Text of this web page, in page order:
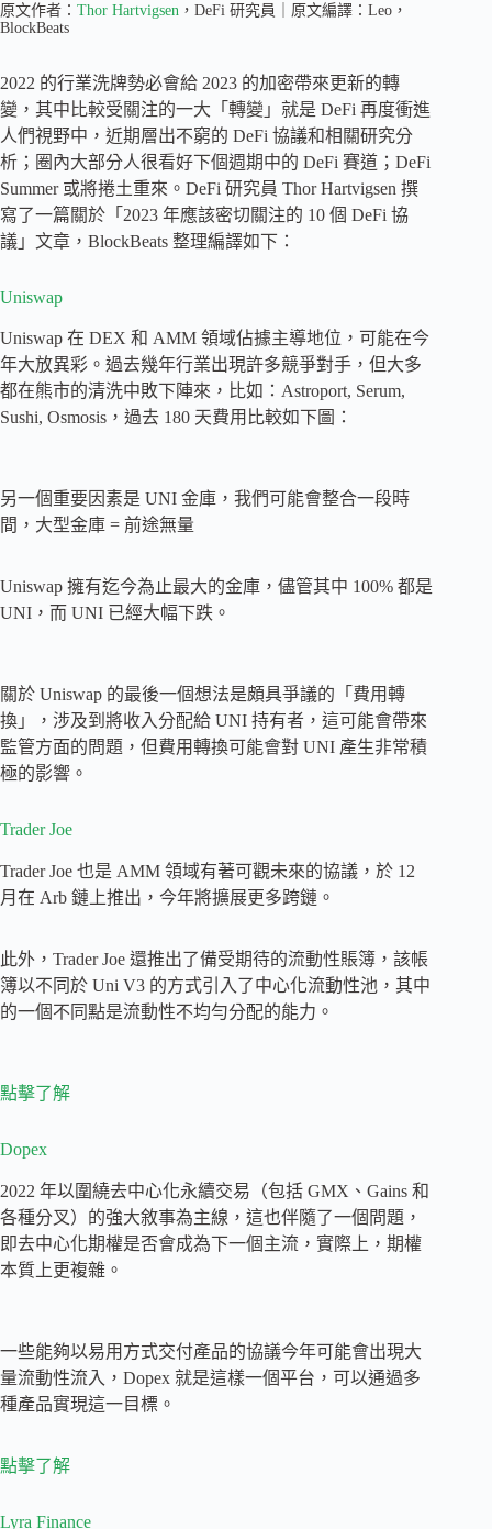
原文作者： Thor Hartvigsen ，DeFi 研究員｜原文編譯：Leo，
BlockBeats
2022 的行業洗牌勢必會給 2023 的加密帶來更新的轉
變，其中比較受關注的一大「轉變」就是 DeFi 再度衝進
人們視野中，近期層出不窮的 DeFi 協議和相關研究分
析；圈內大部分人很看好下個週期中的 DeFi 賽道；DeFi
Summer 或將捲土重來。DeFi 研究員 Thor Hartvigsen 撰
寫了一篇關於「2023 年應該密切關注的 10 個 DeFi 協
議」文章，BlockBeats 整理編譯如下：
Uniswap
Uniswap 在 DEX 和 AMM 領域佔據主導地位，可能在今
年大放異彩。過去幾年行業出現許多競爭對手，但大多
都在熊市的清洗中敗下陣來，比如：Astroport, Serum,
Sushi, Osmosis，過去 180 天費用比較如下圖：
另一個重要因素是 UNI 金庫，我們可能會整合一段時
間，大型金庫 = 前途無量
Uniswap 擁有迄今為止最大的金庫，儘管其中 100% 都是
UNI，而 UNI 已經大幅下跌。
關於 Uniswap 的最後一個想法是頗具爭議的「費用轉
換」，涉及到將收入分配給 UNI 持有者，這可能會帶來
監管方面的問題，但費用轉換可能會對 UNI 產生非常積
極的影響。
Trader Joe
Trader Joe 也是 AMM 領域有著可觀未來的協議，於 12
月在 Arb 鏈上推出，今年將擴展更多跨鏈。
此外，Trader Joe 還推出了備受期待的流動性賬簿，該帳
簿以不同於 Uni V3 的方式引入了中心化流動性池，其中
的一個不同點是流動性不均勻分配的能力。
點擊了解
Dopex
2022 年以圍繞去中心化永續交易（包括 GMX、Gains 和
各種分叉）的強大敘事為主線，這也伴隨了一個問題，
即去中心化期權是否會成為下一個主流，實際上，期權
本質上更複雜。
一些能夠以易用方式交付產品的協議今年可能會出現大
量流動性流入，Dopex 就是這樣一個平台，可以通過多
種產品實現這一目標。
點擊了解
Lyra Finance